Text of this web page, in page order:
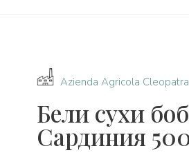
Azienda Agricola Cleopatra
Бели сухи
Сардиния